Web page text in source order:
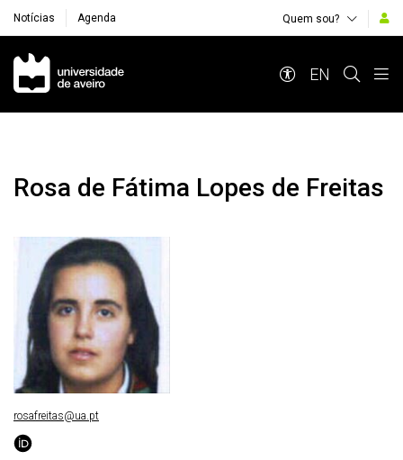
Notícias Agenda Quem sou?
Navegação Principal
EN
Rosa de Fátima Lopes de Freitas
rosafreitas@ua.pt